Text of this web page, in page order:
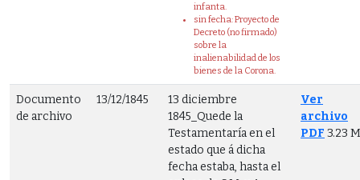
infanta.
sin fecha: Proyecto de
Decreto (no firmado)
sobre la
inalienabilidad de los
bienes de la Corona.
Documento
de archivo
13/12/1845
13 diciembre
1845_Quede la
Testamentaría en el
estado que á dicha
fecha estaba, hasta el
Ver
archivo
PDF 3.23